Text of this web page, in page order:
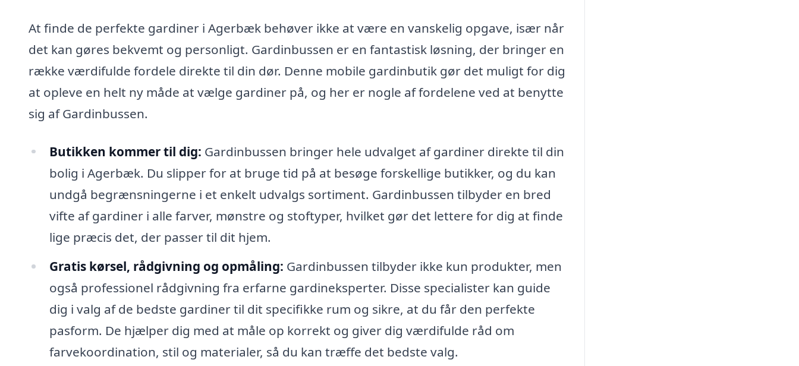
At finde de perfekte gardiner i Agerbæk behøver ikke at være en vanskelig opgave, især når
det kan gøres bekvemt og personligt. Gardinbussen er en fantastisk løsning, der bringer en
række værdifulde fordele direkte til din dør. Denne mobile gardinbutik gør det muligt for dig
at opleve en helt ny måde at vælge gardiner på, og her er nogle af fordelene ved at benytte
sig af Gardinbussen.
Butikken kommer til dig: Gardinbussen bringer hele udvalget af gardiner direkte til din
bolig i Agerbæk. Du slipper for at bruge tid på at besøge forskellige butikker, og du kan
undgå begrænsningerne i et enkelt udvalgs sortiment. Gardinbussen tilbyder en bred
vifte af gardiner i alle farver, mønstre og stoftyper, hvilket gør det lettere for dig at finde
lige præcis det, der passer til dit hjem.
Gratis kørsel, rådgivning og opmåling: Gardinbussen tilbyder ikke kun produkter, men
også professionel rådgivning fra erfarne gardineksperter. Disse specialister kan guide
dig i valg af de bedste gardiner til dit specifikke rum og sikre, at du får den perfekte
pasform. De hjælper dig med at måle op korrekt og giver dig værdifulde råd om
farvekoordination, stil og materialer, så du kan træffe det bedste valg.